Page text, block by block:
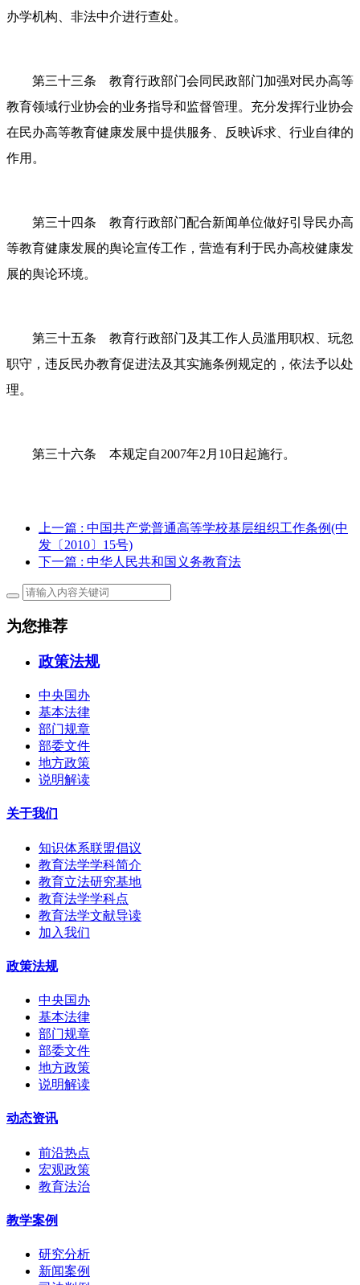
办学机构、非法中介进行查处。
第三十三条 教育行政部门会同民政部门加强对民办高等
教育领域行业协会的业务指导和监督管理。充分发挥行业协会
在民办高等教育健康发展中提供服务、反映诉求、行业自律的
作用。
第三十四条 教育行政部门配合新闻单位做好引导民办高
等教育健康发展的舆论宣传工作，营造有利于民办高校健康发
展的舆论环境。
第三十五条 教育行政部门及其工作人员滥用职权、玩忽
职守，违反民办教育促进法及其实施条例规定的，依法予以处
理。
第三十六条 本规定自2007年2月10日起施行。
上一篇 : 中国共产党普通高等学校基层组织工作条例(中
发〔2010〕15号)
下一篇 : 中华人民共和国义务教育法
为您推荐
政策法规
中央国办
基本法律
部门规章
部委文件
地方政策
说明解读
关于我们
知识体系联盟倡议
教育法学学科简介
教育立法研究基地
教育法学学科点
教育法学文献导读
加入我们
政策法规
中央国办
基本法律
部门规章
部委文件
地方政策
说明解读
动态资讯
前沿热点
宏观政策
教育法治
教学案例
研究分析
新闻案例